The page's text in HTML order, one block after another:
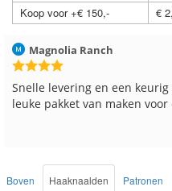
Koop voor +€ 150,-
€
Hilde uit Loyers
Reeds meerdere keren
besteld, altijd heel tevreden
Boven Haaknaalden Patronen